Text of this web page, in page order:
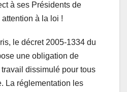
à ses Présidents de
à la loi !
le décret 2005-1334 du
une obligation de
dissimulé pour tous
La réglementation les